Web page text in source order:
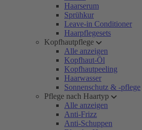
Haarserum
Sprühkur
Leave-in Conditioner
Haarpflegesets
Kopfhautpflege
Alle anzeigen
Kopfhaut-Öl
Kopfhautpeeling
Haarwasser
Sonnenschutz & -pflege
Pflege nach Haartyp
Alle anzeigen
Anti-Frizz
Anti-Schuppen